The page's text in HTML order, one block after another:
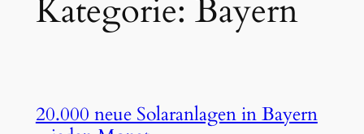
Kategorie: Bayern
20.000 neue Solaranlagen in Bayern